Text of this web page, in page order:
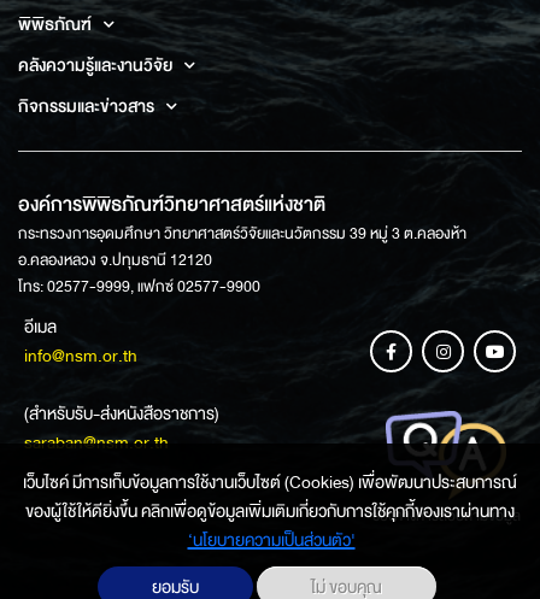
พิพิธภัณฑ์
คลังความรู้และงานวิจัย
กิจกรรมและข่าวสาร
องค์การพิพิธภัณฑ์วิทยาศาสตร์แห่งชาติ
กระทรวงการอุดมศึกษา วิทยาศาสตร์วิจัยและนวัตกรรม 39 หมู่ 3 ต.คลองห้า
อ.คลองหลวง จ.ปทุมธานี 12120
โทร: 02577-9999, แฟกซ์ 02577-9900
อีเมล
info@nsm.or.th
(สำหรับรับ-ส่งหนังสือราชการ)
saraban@nsm.or.th
ช่องทางการสอบถามข้อมูล
เว็บไซค์ มีการเก็บข้อมูลการใช้งานเว็บไซต์ (Cookies) เพื่อพัฒนาประสบการณ์
ของผู้ใช้ให้ดียิ่งขึ้น คลิกเพื่อดูข้อมูลเพิ่มเติมเกี่ยวกับการใช้คุกกี้ของเราผ่านทาง
‘นโยบายความเป็นส่วนตัว'
ยอมรับ
ไม่ ขอบคุณ